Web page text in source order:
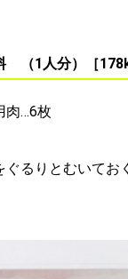
（1人分）［
肉…6枚
ぐるりとむいてお